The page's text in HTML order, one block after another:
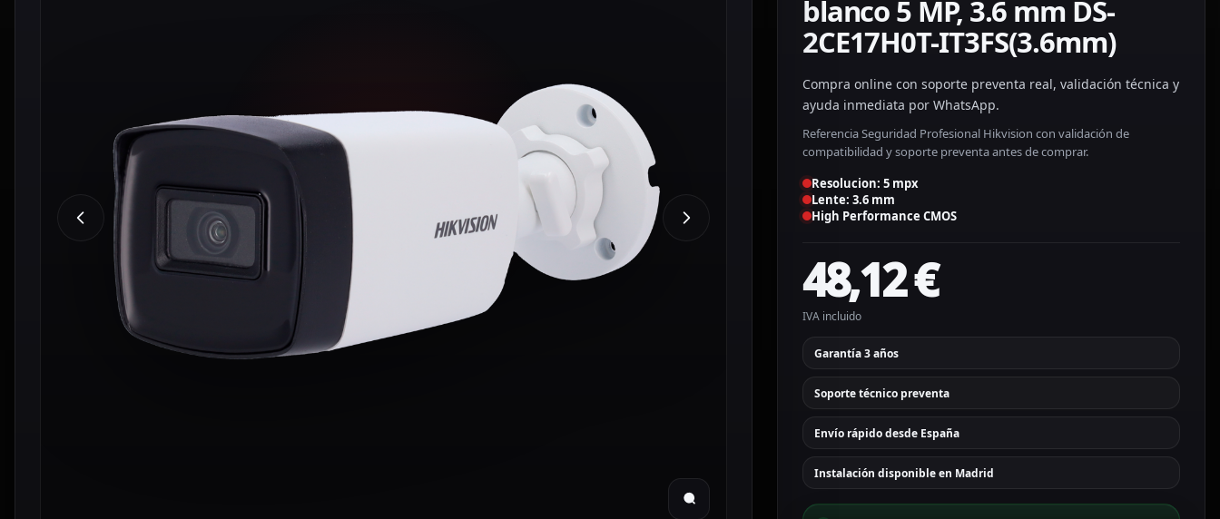
blanco 5 MP, 3.6 mm DS-
2CE17H0T-IT3FS(3.6mm)
Compra online con soporte preventa real, validación técnica y
ayuda inmediata por WhatsApp.
Referencia Seguridad Profesional Hikvision con validación de
compatibilidad y soporte preventa antes de comprar.
Resolucion: 5 mpx
Lente: 3.6 mm
High Performance CMOS
48,12€
IVA incluido
Garantía 3 años
Soporte técnico preventa
Envío rápido desde España
Instalación disponible en Madrid